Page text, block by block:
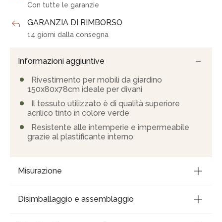
Con tutte le garanzie
GARANZIA DI RIMBORSO
14 giorni dalla consegna
Informazioni aggiuntive
Rivestimento per mobili da giardino
150x80x78cm ideale per divani
Il tessuto utilizzato è di qualità superiore
acrilico tinto in colore verde
Resistente alle intemperie e impermeabile
grazie al plastificante interno
Misurazione
Disimballaggio e assemblaggio